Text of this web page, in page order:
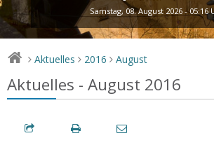
Samstag, 08. August 2026 - 05:16
> Aktuelles > 2016 > August
Aktuelles - August 2016